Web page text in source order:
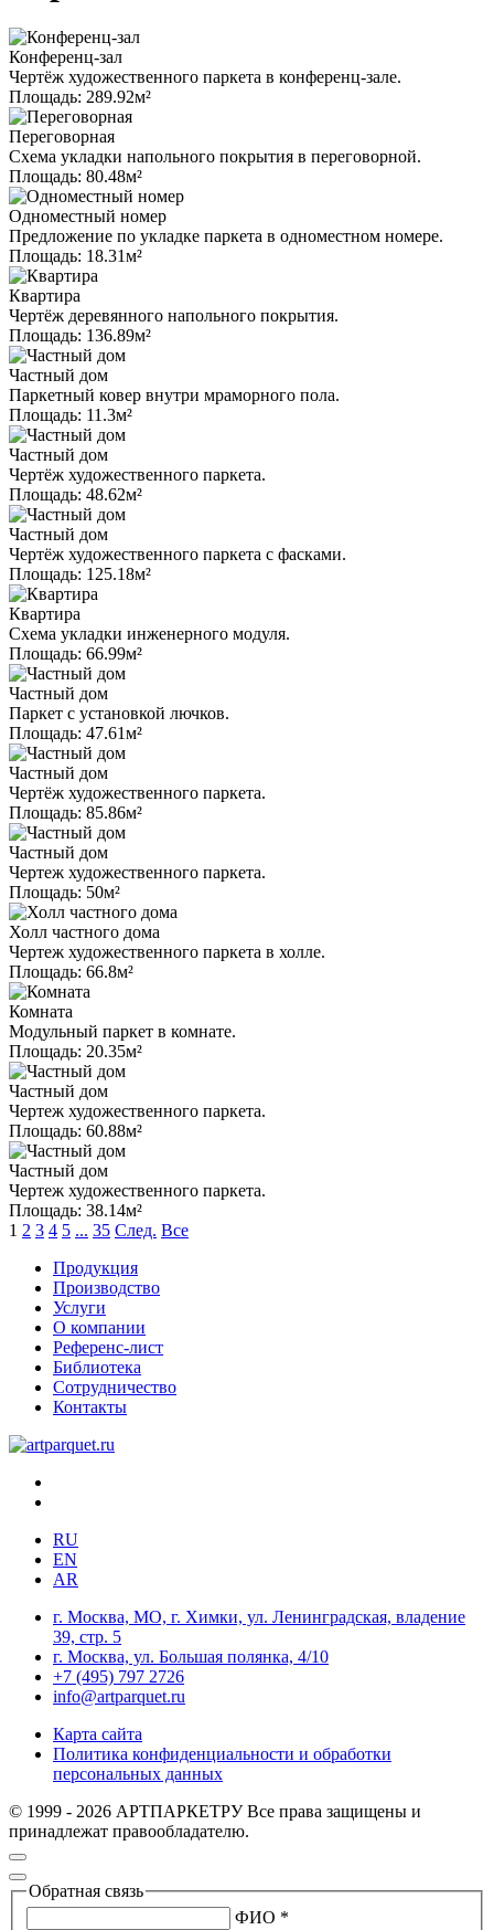
Конференц-зал
Чертёж художественного паркета в конференц-зале.
Площадь: 289.92м²
Переговорная
Схема укладки напольного покрытия в переговорной.
Площадь: 80.48м²
Одноместный номер
Предложение по укладке паркета в одноместном номере.
Площадь: 18.31м²
Квартира
Чертёж деревянного напольного покрытия.
Площадь: 136.89м²
Частный дом
Паркетный ковер внутри мраморного пола.
Площадь: 11.3м²
Частный дом
Чертёж художественного паркета.
Площадь: 48.62м²
Частный дом
Чертёж художественного паркета с фасками.
Площадь: 125.18м²
Квартира
Схема укладки инженерного модуля.
Площадь: 66.99м²
Частный дом
Паркет с установкой лючков.
Площадь: 47.61м²
Частный дом
Чертёж художественного паркета.
Площадь: 85.86м²
Частный дом
Чертеж художественного паркета.
Площадь: 50м²
Холл частного дома
Чертеж художественного паркета в холле.
Площадь: 66.8м²
Комната
Модульный паркет в комнате.
Площадь: 20.35м²
Частный дом
Чертеж художественного паркета.
Площадь: 60.88м²
Частный дом
Чертеж художественного паркета.
Площадь: 38.14м²
1 2 3 4 5 ... 35 След. Все
Продукция
Производство
Услуги
О компании
Референс-лист
Библиотека
Сотрудничество
Контакты
RU
EN
AR
г. Москва, МО, г. Химки, ул. Ленинградская, владение
39, стр. 5
г. Москва, ул. Большая полянка, 4/10
+7 (495) 797 2726
info@artparquet.ru
Карта сайта
Политика конфиденциальности и обработки
персональных данных
© 1999 - 2026 АРТПАРКЕТРУ Все права защищены и
принадлежат правообладателю.
Обратная связь
ФИО *